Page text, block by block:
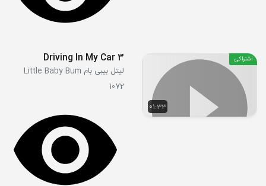
01:33
اشتراکی Driving In My Car 3
لیتل بیبی بام Little Baby Bum
1072